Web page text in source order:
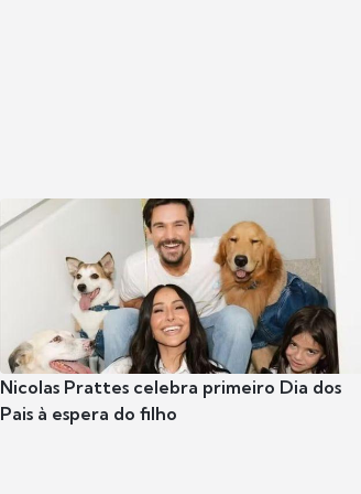
Nicolas Prattes celebra primeiro Dia dos
Pais à espera do filho